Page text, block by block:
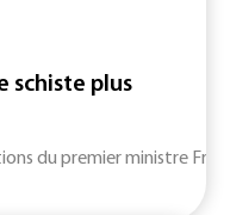
schiste plus
du premier ministre